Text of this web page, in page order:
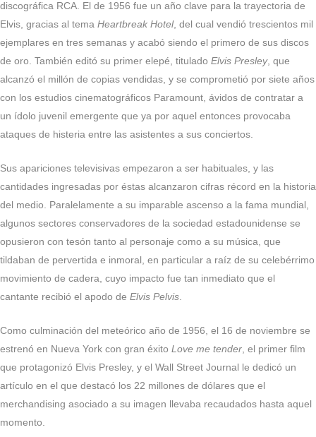
discográfica RCA. El de 1956 fue un año clave para la trayectoria de
Elvis, gracias al tema Heartbreak Hotel, del cual vendió trescientos mil
ejemplares en tres semanas y acabó siendo el primero de sus discos
de oro. También editó su primer elepé, titulado Elvis Presley, que
alcanzó el millón de copias vendidas, y se comprometió por siete años
con los estudios cinematográficos Paramount, ávidos de contratar a
un ídolo juvenil emergente que ya por aquel entonces provocaba
ataques de histeria entre las asistentes a sus conciertos.
Sus apariciones televisivas empezaron a ser habituales, y las
cantidades ingresadas por éstas alcanzaron cifras récord en la historia
del medio. Paralelamente a su imparable ascenso a la fama mundial,
algunos sectores conservadores de la sociedad estadounidense se
opusieron con tesón tanto al personaje como a su música, que
tildaban de pervertida e inmoral, en particular a raíz de su celebérrimo
movimiento de cadera, cuyo impacto fue tan inmediato que el
cantante recibió el apodo de Elvis Pelvis
Como culminación del meteórico año de 1956, el 16 de noviembre se
estrenó en Nueva York con gran éxito Love me tender , el primer film
que protagonizó Elvis Presley, y el Wall Street Journal le dedicó un
artículo en el que destacó los 22 millones de dólares que el
merchandising asociado a su imagen llevaba recaudados hasta aquel
momento.